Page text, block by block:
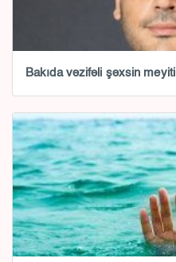
Bakıda vəzifəli şəxsin meyiti